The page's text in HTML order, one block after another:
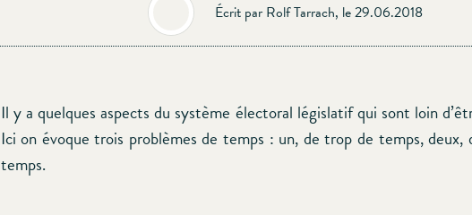
Écrit par Rolf Tarrach, le 29.06.2018
Il y a quelques aspects du système électoral législatif qui sont loin
Ici on évoque trois problèmes de temps : un, de trop de temps, deux,
temps.